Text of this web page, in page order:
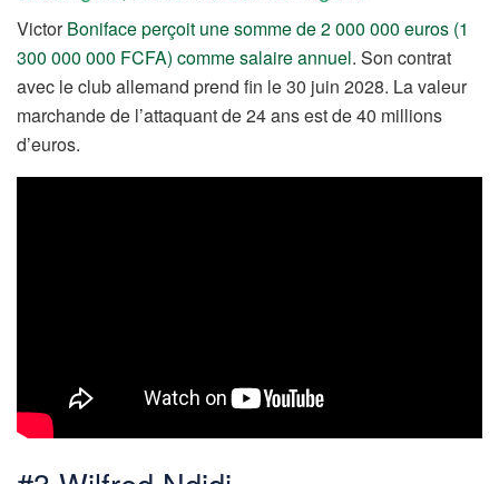
VictorBoniface perçoit une somme de 2 000 000 euros (1
300 000 000 FCFA) comme salaire annuel. Son contrat
avec le club allemand prend fin le 30 juin 2028. La valeur
marchande de l’attaquant de 24 ans est de 40 millions
d’euros.